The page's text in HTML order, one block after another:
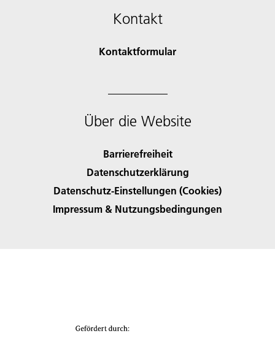
Kontakt
Kontaktformular
Über die Website
Barrierefreiheit
Datenschutzerklärung
Datenschutz-Einstellungen (Cookies)
Impressum & Nutzungsbedingungen